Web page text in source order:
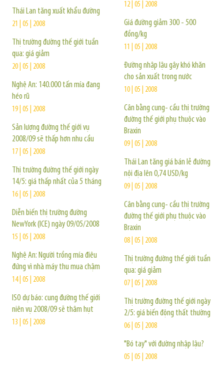
Thái Lan tăng xuất khẩu đường
21 | 05 | 2008
Thị trường đường thế giới tuần
qua: giá giảm
20 | 05 | 2008
Nghệ An: 140.000 tấn mía đang
héo rũ
19 | 05 | 2008
Sản lượng đường thế giới vụ
2008/09 sẽ thấp hơn nhu cầu
17 | 05 | 2008
Thị trường đường thế giới ngày
14/5: giá thấp nhất của 5 tháng
16 | 05 | 2008
Diễn biến thị trường đường
NewYork (ICE) ngày 09/05/2008
15 | 05 | 2008
Nghệ An: Người trồng mía điêu
đứng vì nhà máy thu mua chậm
14 | 05 | 2008
ISO dự báo: cung đường thế giới
niên vụ 2008/09 sẽ thâm hụt
13 | 05 | 2008
12 | 05 | 2008
Giá đường giảm 300 - 500
đồng/kg
11 | 05 | 2008
Đường nhập lậu gây khó khăn
cho sản xuất trong nước
10 | 05 | 2008
Cân bằng cung- cầu thị trường
đường thế giới phụ thuộc vào
Braxin
09 | 05 | 2008
Thái Lan tăng giá bán lẻ đường
nội địa lên 0,74 USD/kg
09 | 05 | 2008
Cân bằng cung- cầu thị trường
đường thế giới phụ thuộc vào
Braxin
08 | 05 | 2008
Thị trường đường thế giới tuần
qua: giá giảm
07 | 05 | 2008
Thị trường đường thế giới ngày
2/5: giá biến động thất thường
06 | 05 | 2008
"Bó tay" với đường nhập lậu?
05 | 05 | 2008